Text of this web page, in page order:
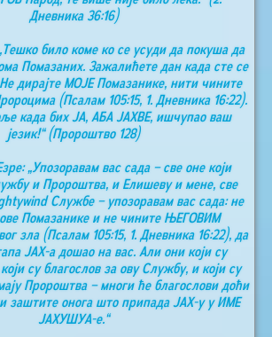
Дневника 36:16)
било коме ко се усуди да покуша да
Помазаних. Зажалићете дан када сте се
дирајте МОЈЕ Помазанике, нити чините
(Псалам 105:15, 1. Дневника 16:22).
када бих ЈА, АБА ЈАХВЕ, ишчупао ваш
језик!“ (Пророштво 128)
„Упозоравам вас сада – све оне који
и Пророштва, и Елишеву и мене, све
Службе – упозоравам вас сада: не
Помазанике и не чините ЊЕГОВИМ
зла (Псалам 105:15, 1. Дневника 16:22), да
ЈАХ-а дошао на вас. Али они који су
су благослов за ову Службу, и који су
Пророштва – многи ће благослови доћи
заштите онога што припада ЈАХ-у у ИМЕ
ЈАХУШУА-е.“